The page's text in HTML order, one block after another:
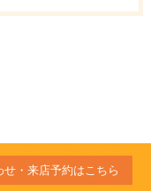
せ・来店予約はこちら